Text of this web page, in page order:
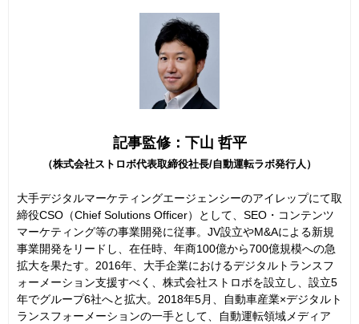
記事監修：下山 哲平
（株式会社ストロボ代表取締役社長/自動運転ラボ発行人）
大手デジタルマーケティングエージェンシーのアイレップにて取
締役CSO（Chief Solutions Officer）として、SEO・コンテンツ
マーケティング等の事業開発に従事。JV設立やM&Aによる新規
事業開発をリードし、在任時、年商100億から700億規模への急
拡大を果たす。2016年、大手企業におけるデジタルトランスフ
ォーメーション支援すべく、株式会社ストロボを設立し、設立5
年でグループ6社へと拡大。2018年5月、自動車産業×デジタルト
ランスフォーメーションの一手として、自動運転領域メディア